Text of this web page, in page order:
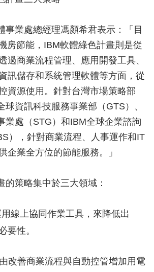
事業處總經理馮顏希君表示：「目
房節能，IBM軟體綠色計畫則是從
過商業流程管理、應用開發工具、
訊儲存和系統管理軟體等方面，從
資源使用。針對台灣市場策略部
球資訊科技服務事業部（GTS）、
業處（STG）和IBM全球企業諮詢
），針對商業流程、人事運作和IT
企業全方位的節能服務。」
的策略集中於三大領域：
線上協同作業工具，來降低出
要性。
改善商業流程與自動控管增加用電